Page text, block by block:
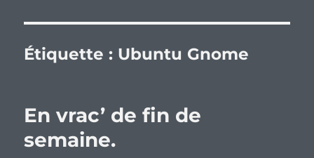
Étiquette : Ubuntu Gnome
En vrac’ de fin de
semaine.